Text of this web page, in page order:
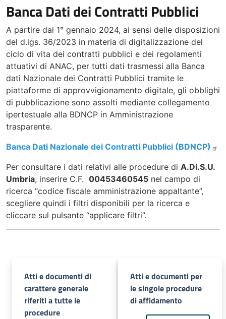
Banca Dati dei Contratti Pubblici
A partire dal 1° gennaio 2024, ai sensi delle disposizioni
del d.lgs. 36/2023 in materia di digitalizzazione del
ciclo di vita dei contratti pubblici e dei regolamenti
attuativi di ANAC, per tutti dati trasmessi alla Banca
dati Nazionale dei Contratti Pubblici tramite le
piattaforme di approvvigionamento digitale, gli obblighi
di pubblicazione sono assolti mediante collegamento
ipertestuale alla BDNCP in Amministrazione
trasparente.
Banca Dati Nazionale dei Contratti Pubblici (BDNCP)
Per consultare i dati relativi alle procedure di A.Di.S.U.
Umbria, inserire C.F. 00453460545 nel campo di
ricerca “codice fiscale amministrazione appaltante”,
scegliere quindi i filtri disponibili per la ricerca e
cliccare sul pulsante “applicare filtri”.
Atti e documenti di
carattere generale
riferiti a tutte le
procedure
Atti e documenti per
le singole procedure
di affidamento